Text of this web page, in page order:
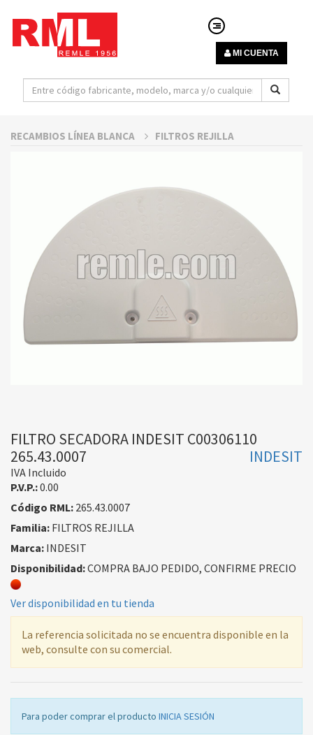
MI CUENTA
RECAMBIOS LÍNEA BLANCA FILTROS REJILLA
FILTRO SECADORA INDESIT C00306110
265.43.0007
INDESIT
IVA Incluido
P.V.P.:0.00
Código RML: 265.43.0007
Familia: FILTROS REJILLA
Marca: INDESIT
Disponibilidad:COMPRA BAJO PEDIDO, CONFIRME PRECIO
Ver disponibilidad en tu tienda
La referencia solicitada no se encuentra disponible en la
web, consulte con su comercial.
Para poder comprar el producto INICIA SESIÓN